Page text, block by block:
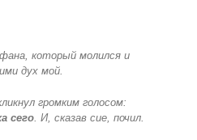
который молился и
дух мой.
громким голосом:
сего. И, сказав сие, почил.